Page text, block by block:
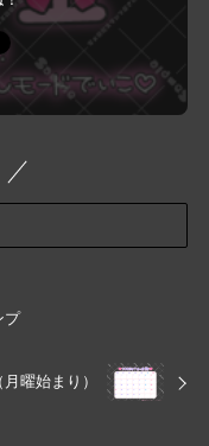
プ
曜始まり）